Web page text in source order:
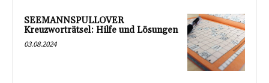
SEEMANNSPULLOVER
Kreuzworträtsel: Hilfe und Lösungen
03.08.2024